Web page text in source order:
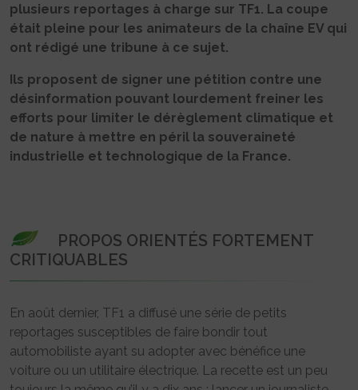
plusieurs reportages à charge sur TF1. La coupe
était pleine pour les animateurs de la chaîne EV qui
ont rédigé une tribune à ce sujet.
Ils proposent de signer une pétition contre une
désinformation pouvant lourdement freiner les
efforts pour limiter le dérèglement climatique et
de nature à mettre en péril la souveraineté
industrielle et technologique de la France.
PROPOS ORIENTÉS FORTEMENT
CRITIQUABLES
En août dernier, TF1 a diffusé une série de petits
reportages susceptibles de faire bondir tout
automobiliste ayant su adopter avec bénéfice une
voiture ou un utilitaire électrique. La recette est un peu